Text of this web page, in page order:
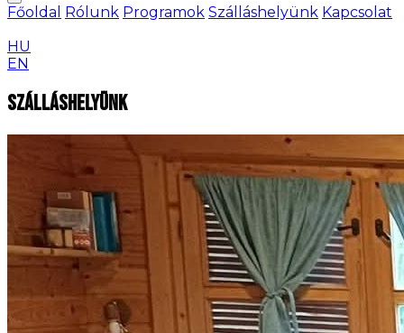
Főoldal Rólunk Programok Szálláshelyünk Kapcsolat
HU
EN
Szálláshelyünk